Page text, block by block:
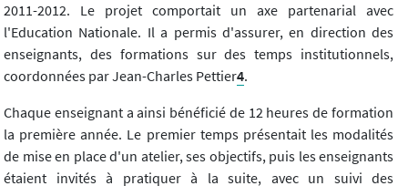
2011-2012. Le projet comportait un axe partenarial avec
l'Education Nationale. Il a permis d'assurer, en direction des
enseignants, des formations sur des temps institutionnels,
coordonnées par Jean-Charles Pettier4.
Chaque enseignant a ainsi bénéficié de 12 heures de formation
la première année. Le premier temps présentait les modalités
de mise en place d'un atelier, ses objectifs, puis les enseignants
étaient invités à pratiquer à la suite, avec un suivi des